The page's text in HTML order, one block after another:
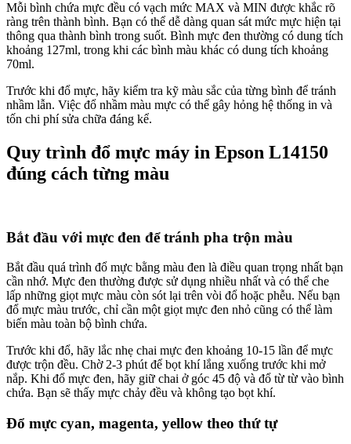
Mỗi bình chứa mực đều có vạch mức MAX và MIN được khắc rõ
ràng trên thành bình. Bạn có thể dễ dàng quan sát mức mực hiện tại
thông qua thành bình trong suốt. Bình mực đen thường có dung tích
khoảng 127ml, trong khi các bình màu khác có dung tích khoảng
70ml.
Trước khi đổ mực, hãy kiểm tra kỹ màu sắc của từng bình để tránh
nhầm lẫn. Việc đổ nhầm màu mực có thể gây hỏng hệ thống in và
tốn chi phí sửa chữa đáng kể.
Quy trình đổ mực máy in Epson L14150
đúng cách từng màu
Bắt đầu với mực đen để tránh pha trộn màu
Bắt đầu quá trình đổ mực bằng màu đen là điều quan trọng nhất bạn
cần nhớ. Mực đen thường được sử dụng nhiều nhất và có thể che
lấp những giọt mực màu còn sót lại trên vòi đổ hoặc phễu. Nếu bạn
đổ mực màu trước, chỉ cần một giọt mực đen nhỏ cũng có thể làm
biến màu toàn bộ bình chứa.
Trước khi đổ, hãy lắc nhẹ chai mực đen khoảng 10-15 lần để mực
được trộn đều. Chờ 2-3 phút để bọt khí lắng xuống trước khi mở
nắp. Khi đổ mực đen, hãy giữ chai ở góc 45 độ và đổ từ từ vào bình
chứa. Bạn sẽ thấy mực chảy đều và không tạo bọt khí.
Đổ mực cyan, magenta, yellow theo thứ tự